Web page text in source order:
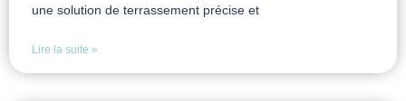
une solution de terrassement précise et
Lire la suite »